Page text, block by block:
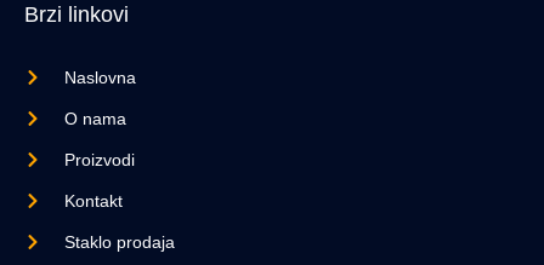
Brzi linkovi
Naslovna
O nama
Proizvodi
Kontakt
Staklo prodaja